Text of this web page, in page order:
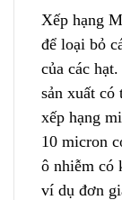
Xếp hạng
để loại bỏ
của các
sản xuất có
xếp hạng
10 micron
ô nhiễm có
ví dụ đơn